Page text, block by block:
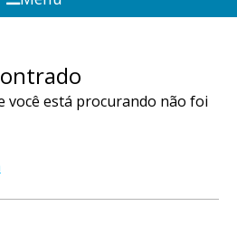
você está procurando não foi